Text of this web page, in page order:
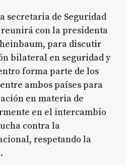
secretaria de Seguridad
reunirá con la presidenta
para discutir
bilateral en seguridad y
forma parte de los
ambos países para
en materia de
en el intercambio
contra la
respetando la
.